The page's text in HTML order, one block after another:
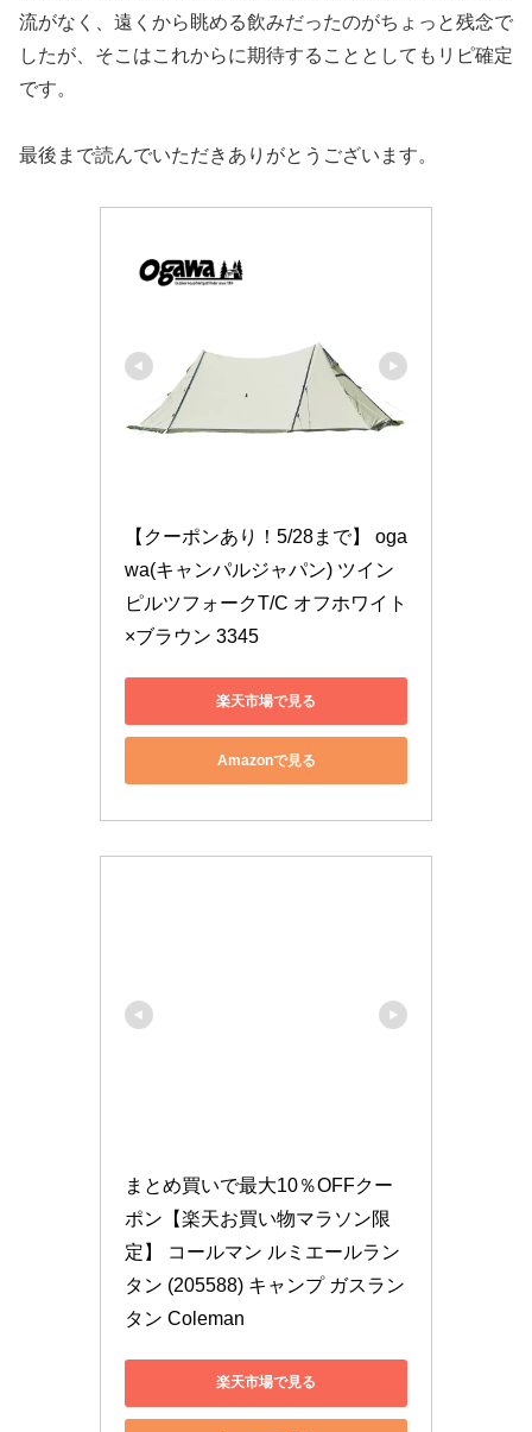
流がなく、遠くから眺める飲みだったのがちょっと残念で
したが、そこはこれからに期待することとしてもリピ確定
です。
最後まで読んでいただきありがとうございます。
【クーポンあり！5/28まで】 oga
wa(キャンパルジャパン) ツイン
ピルツフォークT/C オフホワイト
×ブラウン 3345
楽天市場で見る
Amazonで見る
まとめ買いで最大10％OFFクー
ポン【楽天お買い物マラソン限
定】 コールマン ルミエールラン
タン (205588) キャンプ ガスラン
タン Coleman
楽天市場で見る